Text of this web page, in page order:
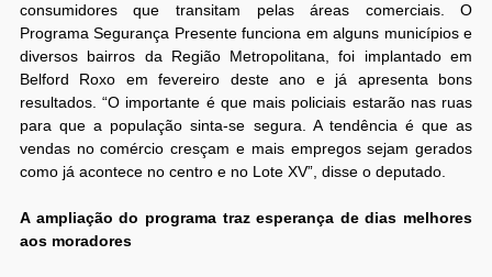
consumidores que transitam pelas áreas comerciais. O
Programa Segurança Presente funciona em alguns municípios e
diversos bairros da Região Metropolitana, foi implantado em
Belford Roxo em fevereiro deste ano e já apresenta bons
resultados. “O importante é que mais policiais estarão nas ruas
para que a população sinta-se segura. A tendência é que as
vendas no comércio cresçam e mais empregos sejam gerados
como já acontece no centro e no Lote XV”, disse o deputado.
A ampliação do programa traz esperança de dias melhores
aos moradores